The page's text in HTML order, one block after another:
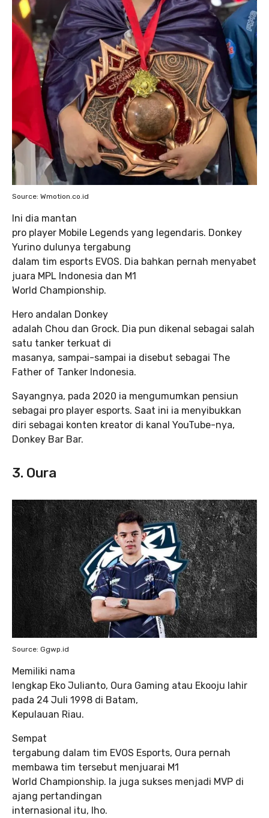
Source: Wmotion.co.id
Ini dia mantan
pro player Mobile Legends yang legendaris. Donkey
Yurino dulunya tergabung
dalam tim esports EVOS. Dia bahkan pernah menyabet
juara MPL Indonesia dan M1
World Championship.
Hero andalan Donkey
adalah Chou dan Grock. Dia pun dikenal sebagai salah
satu tanker terkuat di
masanya, sampai-sampai ia disebut sebagai The
Father of Tanker Indonesia.
Sayangnya, pada 2020 ia mengumumkan pensiun
sebagai pro player esports. Saat ini ia menyibukkan
diri sebagai konten kreator di kanal YouTube-nya,
Donkey Bar Bar.
3. Oura
Source: Ggwp.id
Memiliki nama
lengkap Eko Julianto, Oura Gaming atau Ekooju lahir
pada 24 Juli 1998 di Batam,
Kepulauan Riau.
Sempat
tergabung dalam tim EVOS Esports, Oura pernah
membawa tim tersebut menjuarai M1
World Championship. Ia juga sukses menjadi MVP di
ajang pertandingan
internasional itu, lho.